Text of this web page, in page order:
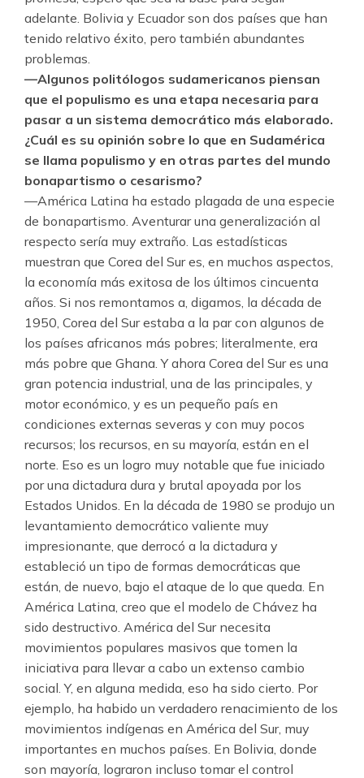
adelante. Bolivia y Ecuador son dos países que han
tenido relativo éxito, pero también abundantes
problemas.
—Algunos politólogos sudamericanos piensan
que el populismo es una etapa necesaria para
pasar a un sistema democrático más elaborado.
¿Cuál es su opinión sobre lo que en Sudamérica
se llama populismo y en otras partes del mundo
bonapartismo o cesarismo?
—América Latina ha estado plagada de una especie
de bonapartismo. Aventurar una generalización al
respecto sería muy extraño. Las estadísticas
muestran que Corea del Sur es, en muchos aspectos,
la economía más exitosa de los últimos cincuenta
años. Si nos remontamos a, digamos, la década de
1950, Corea del Sur estaba a la par con algunos de
los países africanos más pobres; literalmente, era
más pobre que Ghana. Y ahora Corea del Sur es una
gran potencia industrial, una de las principales, y
motor económico, y es un pequeño país en
condiciones externas severas y con muy pocos
recursos; los recursos, en su mayoría, están en el
norte. Eso es un logro muy notable que fue iniciado
por una dictadura dura y brutal apoyada por los
Estados Unidos. En la década de 1980 se produjo un
levantamiento democrático valiente muy
impresionante, que derrocó a la dictadura y
estableció un tipo de formas democráticas que
están, de nuevo, bajo el ataque de lo que queda. En
América Latina, creo que el modelo de Chávez ha
sido destructivo. América del Sur necesita
movimientos populares masivos que tomen la
iniciativa para llevar a cabo un extenso cambio
social. Y, en alguna medida, eso ha sido cierto. Por
ejemplo, ha habido un verdadero renacimiento de los
movimientos indígenas en América del Sur, muy
importantes en muchos países. En Bolivia, donde
son mayoría, lograron incluso tomar el control